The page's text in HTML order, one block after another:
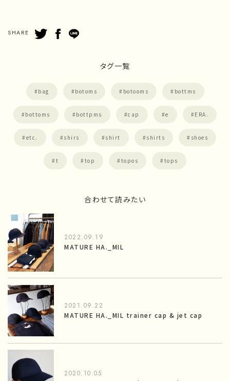
SHARE
タグ一覧
bag botoms botooms bottms
bottoms bottpms cap e ERA.
etc. shirs shirt shirts shoes
t top topos tops
合わせて読みたい
2022.09.19
MATURE HA._MIL
2021.09.22
MATURE HA._MIL trainer cap & jet cap
2020.10.05